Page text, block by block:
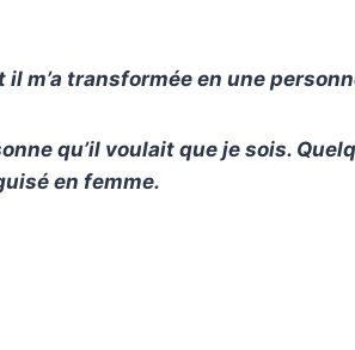
il m’a transformée en une
qu’il voulait que je sois.
en femme.